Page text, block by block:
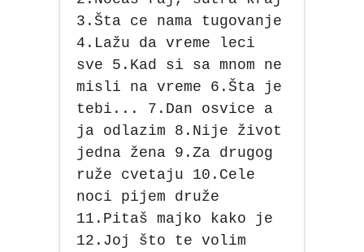
3.Šta ce nama tugovanje
4.Lažu da vreme leci
sve 5.Kad si sa mnom ne
misli na vreme 6.Šta je
tebi... 7.Dan osvice a
ja odlazim 8.Nije život
jedna žena 9.Za drugog
ruže cvetaju 10.Cele
noci pijem druže
11.Pitaš majko kako je
12.Joj što te volim